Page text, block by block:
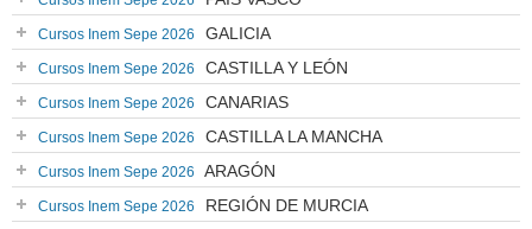
Cursos Inem Sepe 2026 GALICIA
Cursos Inem Sepe 2026 CASTILLA Y LEÓN
Cursos Inem Sepe 2026 CANARIAS
Cursos Inem Sepe 2026 CASTILLA LA MANCHA
Cursos Inem Sepe 2026 ARAGÓN
Cursos Inem Sepe 2026 REGIÓN DE MURCIA